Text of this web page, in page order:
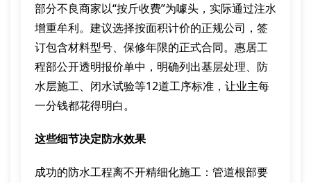
部分不良商家以“按斤收费”为噱头，实际通过注水
增重牟利。建议选择按面积计价的正规公司，签
订包含材料型号、保修年限的正式合同。惠居工
程部公开透明报价单中，明确列出基层处理、防
水层施工、闭水试验等12道工序标准，让业主每
一分钱都花得明白。
这些细节决定防水效果
成功的防水工程离不开精细化施工：管道根部要